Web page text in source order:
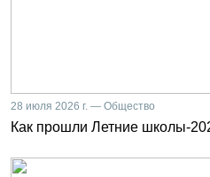
28 июля 2026 г. — Общество
Как прошли Летние школы-